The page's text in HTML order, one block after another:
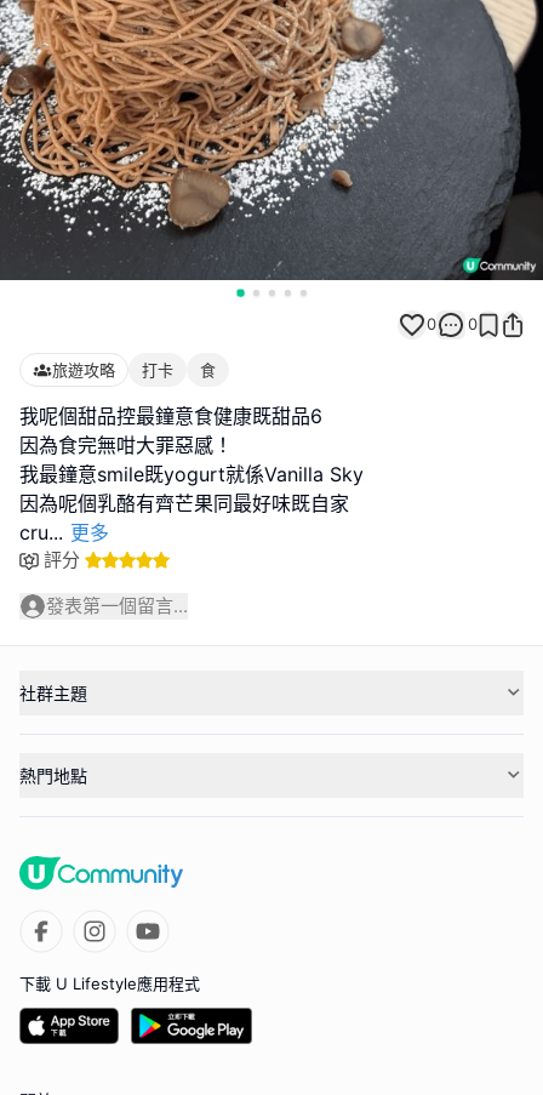
0 0
旅遊攻略 打卡 食
我呢個甜品控最鐘意食健康既甜品6
因為食完無咁大罪惡感！
我最鐘意smile既yogurt就係Vanilla Sky
因為呢個乳酪有齊芒果同最好味既自家
cru... 更多
評分
發表第一個留言...
社群主題
熱門地點
下載 U Lifestyle應用程式